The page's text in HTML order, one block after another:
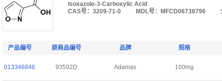
Isoxazole-3-Carboxylic Acid
CAS号：3209-71-0
MDL号：MFCD06738796
产品编号 原商品编号 品牌 规格
013346846 93592D Adamas 100mg